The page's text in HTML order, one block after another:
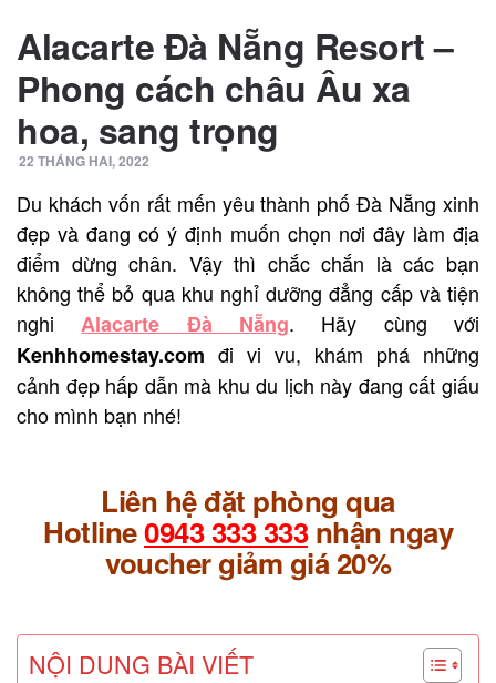
Alacarte Đà Nẵng Resort –
Phong cách châu Âu xa
hoa, sang trọng
22 THÁNG HAI, 2022
Du khách vốn rất mến yêu thành phố Đà Nẵng xinh
đẹp và đang có ý định muốn chọn nơi đây làm địa
điểm dừng chân. Vậy thì chắc chắn là các bạn
không thể bỏ qua khu nghỉ dưỡng đẳng cấp và tiện
nghi Alacarte Đà Nẵng. Hãy cùng với
Kenhhomestay.com đi vi vu, khám phá những
cảnh đẹp hấp dẫn mà khu du lịch này đang cất giấu
cho mình bạn nhé!
Liên hệ đặt phòng qua
Hotline0943 333 333 nhận ngay
voucher giảm giá 20%
NỘI DUNG BÀI VIẾT